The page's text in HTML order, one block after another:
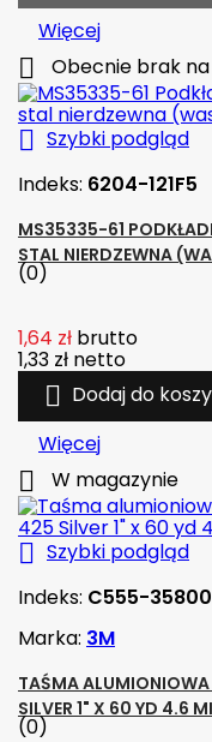
Więcej
 Obecnie brak
 Szybki podgląd
Indeks: 6204-121F5
MS35335-61
STAL NIERDZEWNA
(0)
1,64 zł brutto
1,33 zł netto
 Dodaj do
Więcej
 W magazynie
 Szybki podgląd
Indeks: C555-35800
Marka: 3M
TAŚMA
SILVER 1" X 60 YD 4.6
(0)